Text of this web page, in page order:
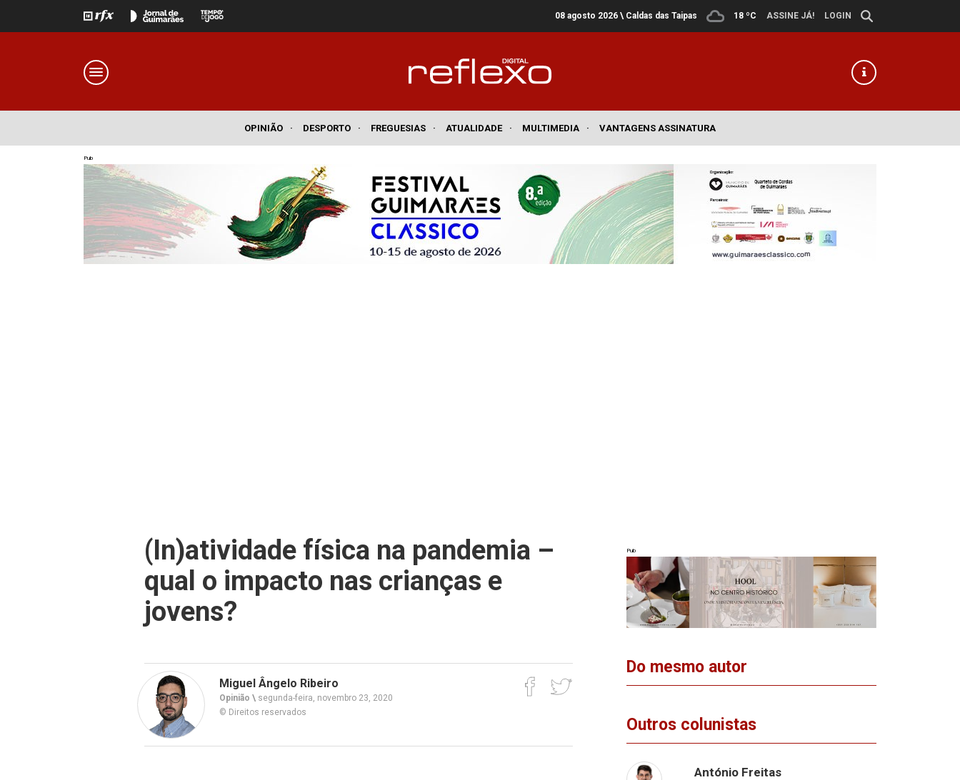
08 agosto 2026 \ Caldas das Taipas 18 ºC ASSINE JÁ! LOGIN
OPINIÃO · DESPORTO · FREGUESIAS · ATUALIDADE · MULTIMEDIA · VANTAGENS ASSINATURA
Pub
(In)atividade física na pandemia –
qual o impacto nas crianças e
jovens?
Miguel Ângelo Ribeiro
Opinião \ segunda-feira, novembro 23, 2020
© Direitos reservados
Pub
Do mesmo autor
Outros colunistas
António Freitas